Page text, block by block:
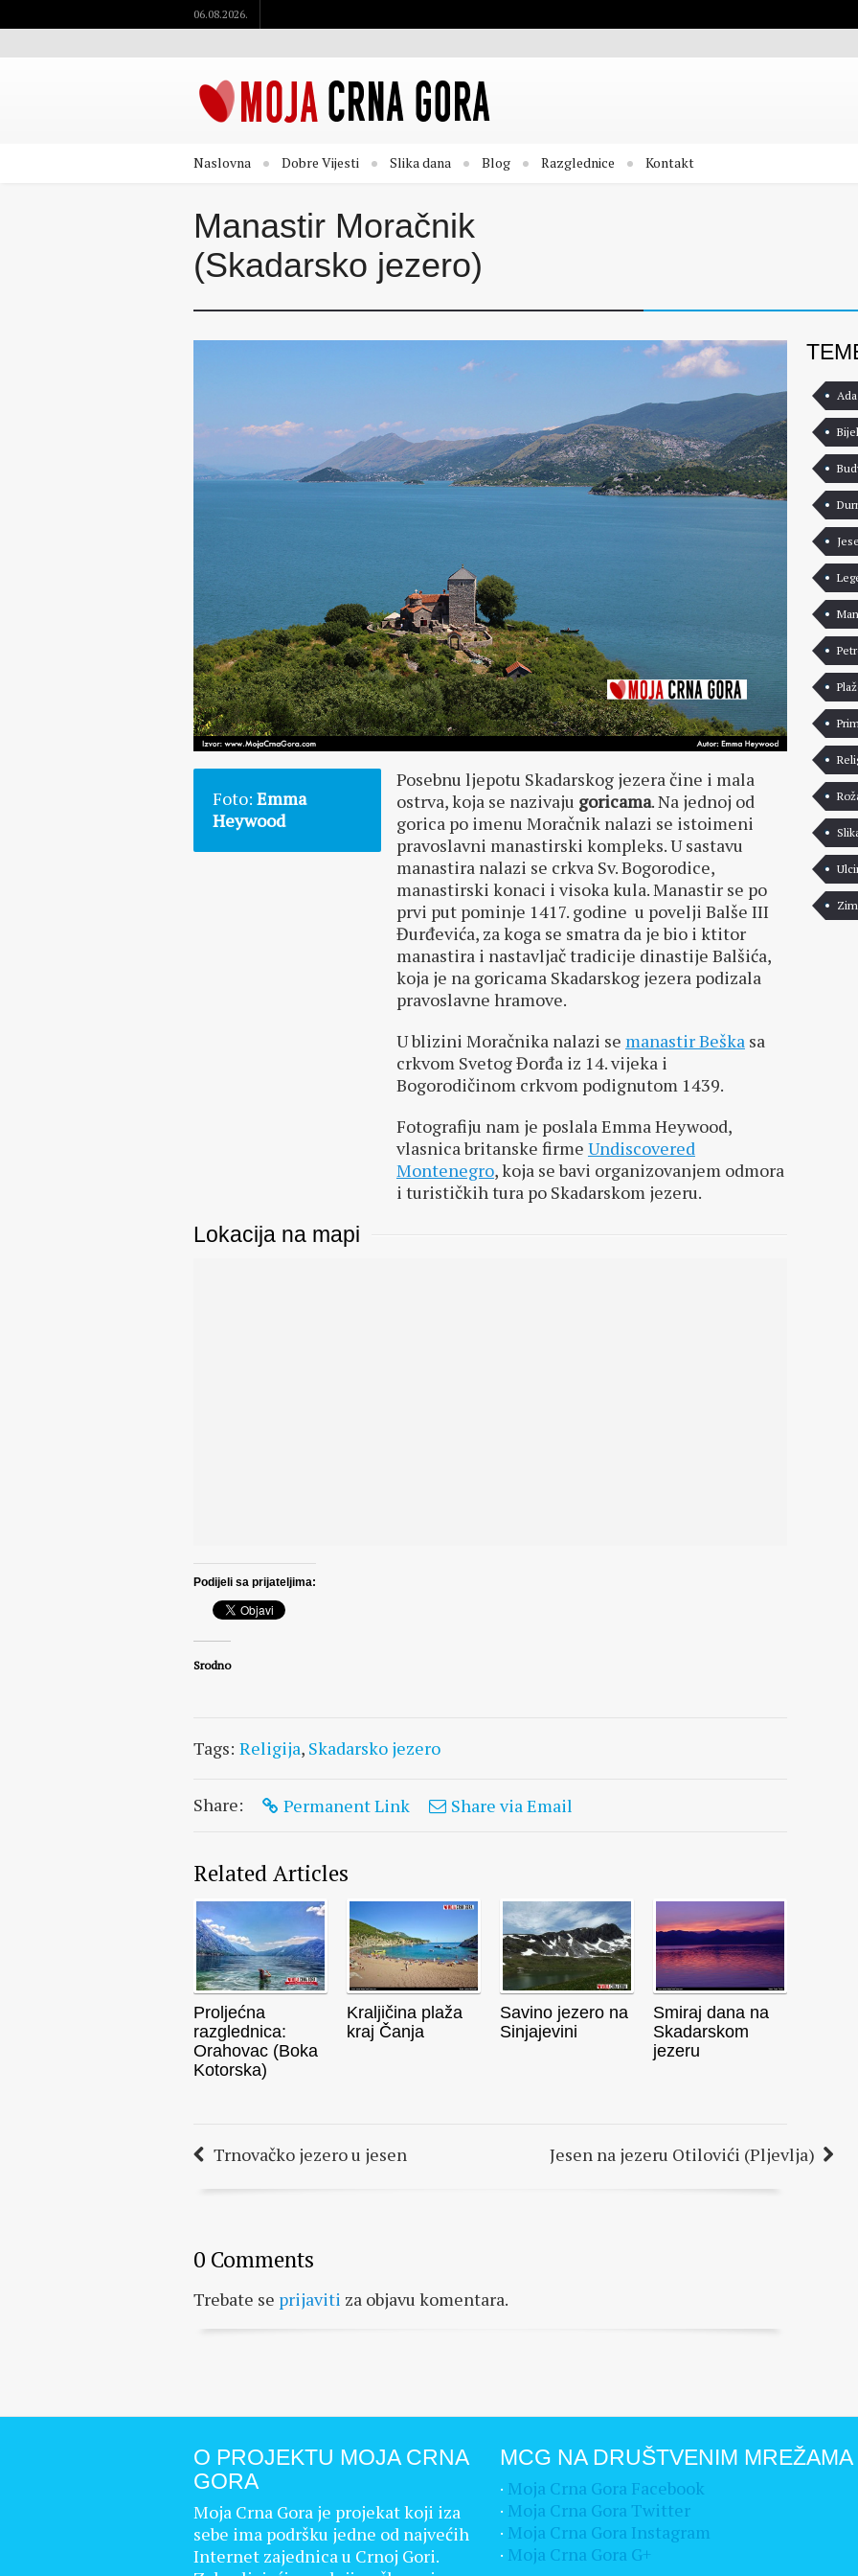
06.08.2026.
Naslovna Dobre Vijesti Slika dana Blog Razglednice Kontakt
Manastir Moračnik
(Skadarsko jezero)
Foto: Emma
Heywood
Posebnu ljepotu Skadarskog jezera čine i mala
ostrva, koja se nazivaju goricama. Na jednoj od
gorica po imenu Moračnik nalazi se istoimeni
pravoslavni manastirski kompleks. U sastavu
manastira nalazi se crkva Sv. Bogorodice,
manastirski konaci i visoka kula. Manastir se po
prvi put pominje 1417. godine u povelji Balše III
Đurđevića, za koga se smatra da je bio i ktitor
manastira i nastavljač tradicije dinastije Balšića,
koja je na goricama Skadarskog jezera podizala
pravoslavne hramove.
U blizini Moračnika nalazi se manastir Beškasa
crkvom Svetog Đorđa iz 14. vijeka i
Bogorodičinom crkvom podignutom 1439.
Fotografiju nam je poslala Emma Heywood,
vlasnica britanske firme Undiscovered
Montenegro, koja se bavi organizovanjem odmora
i turističkih tura po Skadarskom jezeru.
Lokacija na mapi
Podijeli sa prijateljima:
Srodno
Tags: Religija, Skadarsko jezero
Share: Permanent Link Share via Email
Related Articles
Proljećna
razglednica:
Orahovac (Boka
Kotorska)
Kraljičina plaža
kraj Čanja
Savino jezero na
Sinjajevini
Smiraj dana na
Skadarskom
jezeru
Trnovačko jezero u jesen Jesen na jezeru Otilovići (Pljevlja)
0 Comments
Trebate se prijaviti za objavu komentara.
O PROJEKTU MOJA CRNA
GORA
Moja Crna Gora je projekat koji iza
sebe ima podršku jedne od najvećih
Internet zajednica u Crnoj Gori.
MCG NA DRUŠTVENIM MREŽAMA
· Moja Crna Gora Facebook
· Moja Crna Gora Twitter
· Moja Crna Gora Instagram
· Moja Crna Gora G+